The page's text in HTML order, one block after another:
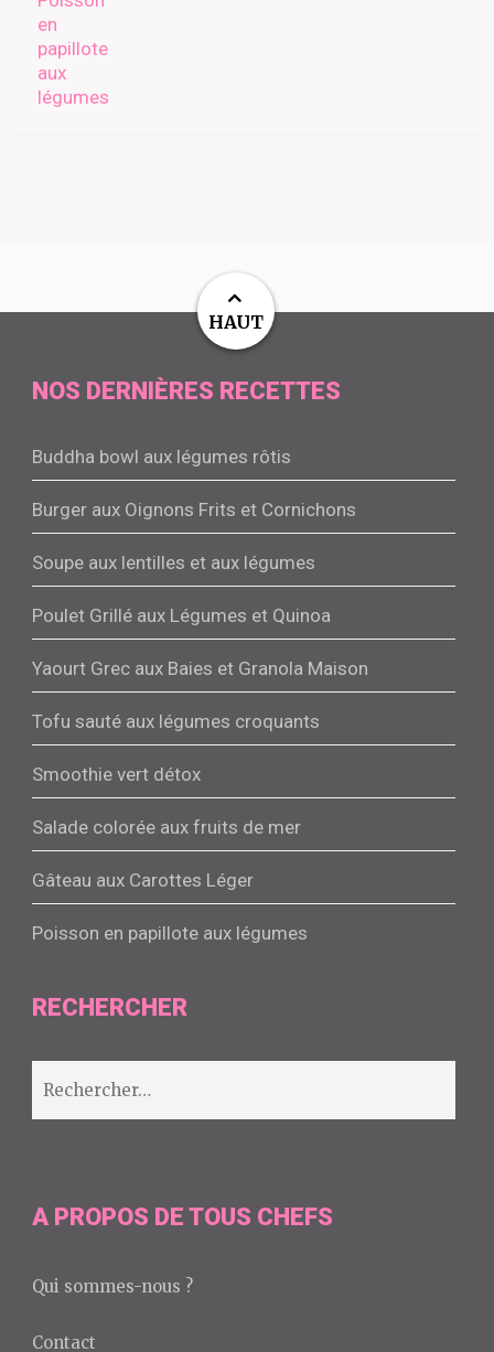
NOS DERNIÈRES RECETTES
Buddha bowl aux légumes rôtis
Burger aux Oignons Frits et Cornichons
Soupe aux lentilles et aux légumes
Poulet Grillé aux Légumes et Quinoa
Yaourt Grec aux Baies et Granola Maison
Tofu sauté aux légumes croquants
Smoothie vert détox
Salade colorée aux fruits de mer
Gâteau aux Carottes Léger
Poisson en papillote aux légumes
RECHERCHER
A PROPOS DE TOUS CHEFS
Qui sommes-nous ?
Contact
HAUT